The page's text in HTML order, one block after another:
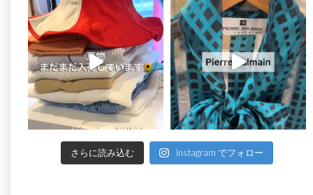
さらに読み込む Instagram でフォロー